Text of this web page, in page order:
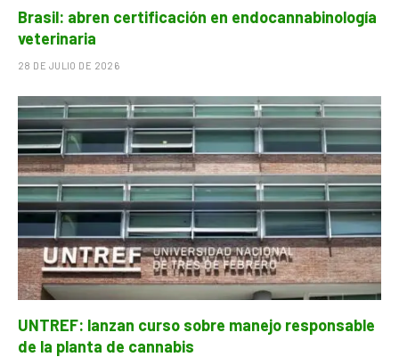
Brasil: abren certificación en endocannabinología
veterinaria
28 DE JULIO DE 2026
UNTREF: lanzan curso sobre manejo responsable
de la planta de cannabis